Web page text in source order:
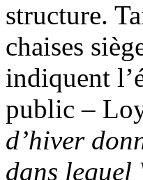
structure.
chaises
indiquent
public –
d’hiver
dans lequel